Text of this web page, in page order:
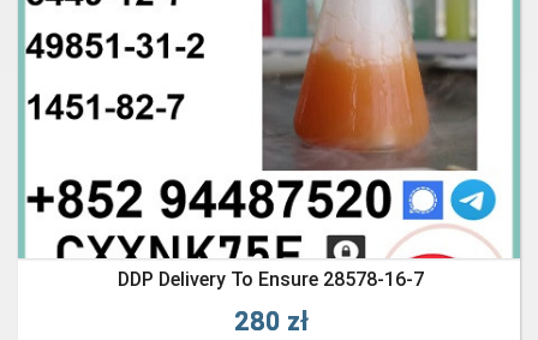
DDP Delivery To Ensure 28578-16-7
280 zł